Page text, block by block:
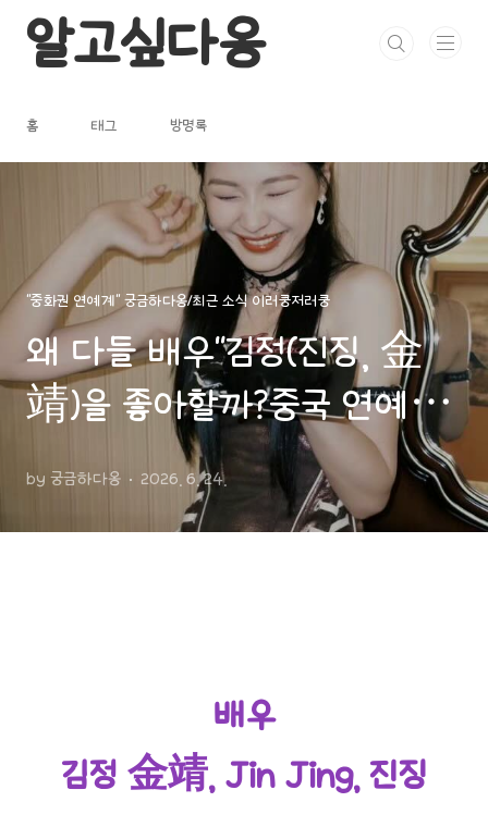
알고싶다옹
홈 태그 방명록
"중화권 연예계" 궁금하다옹/최근 소식 이러쿵저러쿵
왜 다들 배우"김정(진징, 金
靖)을 좋아할까?중국 연예계
에서 남녀 모두에게 사랑받는
몇 안 되는 스타인 이유!^^
by 궁금하다옹 2026. 6. 24.
배우
김정 金靖, Jin Jing, 진징